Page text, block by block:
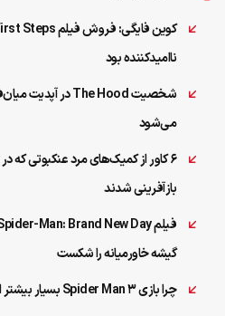
ناامیدکننده بود
می‌شود
بازآفرینی شدند
گیشه خاورمیانه را شکست
چرا بازی Spider Man 3 بسیار بیشتر از آنچه دیدیم ارزش داشت؟